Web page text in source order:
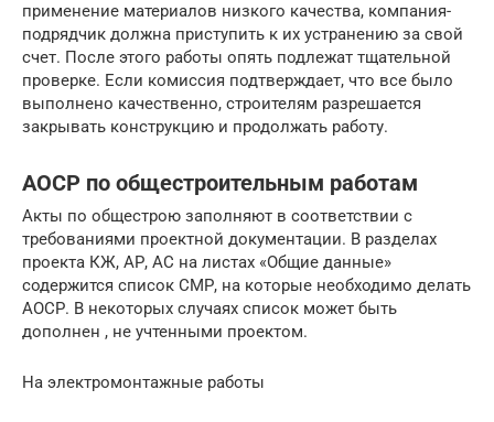
применение материалов низкого качества, компания-
подрядчик должна приступить к их устранению за свой
счет. После этого работы опять подлежат тщательной
проверке. Если комиссия подтверждает, что все было
выполнено качественно, строителям разрешается
закрывать конструкцию и продолжать работу.
АОСР по общестроительным работам
Акты по общестрою заполняют в соответствии с
требованиями проектной документации. В разделах
проекта КЖ, АР, АС на листах «Общие данные»
содержится список СМР, на которые необходимо делать
АОСР. В некоторых случаях список может быть
дополнен , не учтенными проектом.
На электромонтажные работы